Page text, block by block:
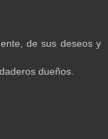
de sus deseos y
dueños.